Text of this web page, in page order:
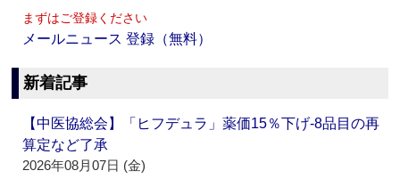
まずはご登録ください
メールニュース 登録（無料）
新着記事
【中医協総会】「ヒフデュラ」薬価15％下げ‐8品目の再
算定など了承
2026年08月07日 (金)